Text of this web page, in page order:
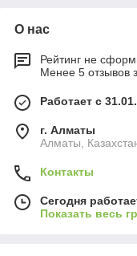
О нас
Рейтинг не
Менее 5 отзывов
Работает с
г. Алматы
Алматы,
Контакты
Сегодня
Показать весь